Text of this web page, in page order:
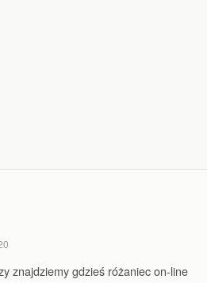
znajdziemy gdzieś różaniec on-line